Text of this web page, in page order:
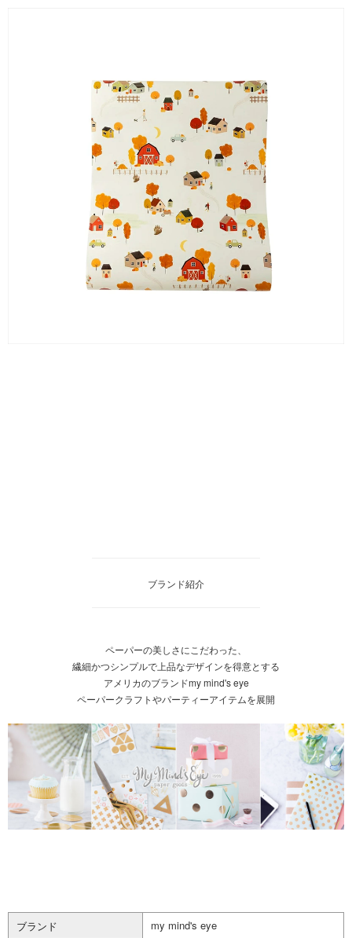
ブランド紹介
ペーパーの美しさにこだわった、
繊細かつシンプルで上品なデザインを得意とする
アメリカのブランドmy mind's eye
ペーパークラフトやパーティーアイテムを展開
ブランド
my mind's eye